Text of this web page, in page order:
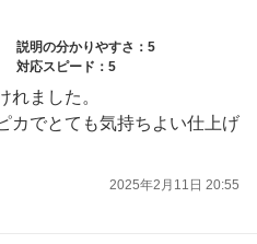
説明の分かりやすさ：5
対応スピード：5
れました。
カでとても気持ちよい仕上げ
2025年2月11日 20:55